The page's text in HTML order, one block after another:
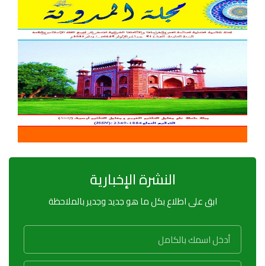
النشرة الإخبارية
ابق على اطلاع بكل ما هو جديد وجدير بالملاحظة